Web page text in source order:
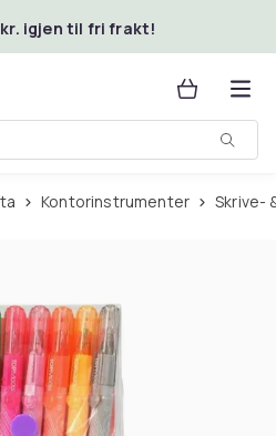
kr. igjen til fri frakt!
Kontorinstrumenter